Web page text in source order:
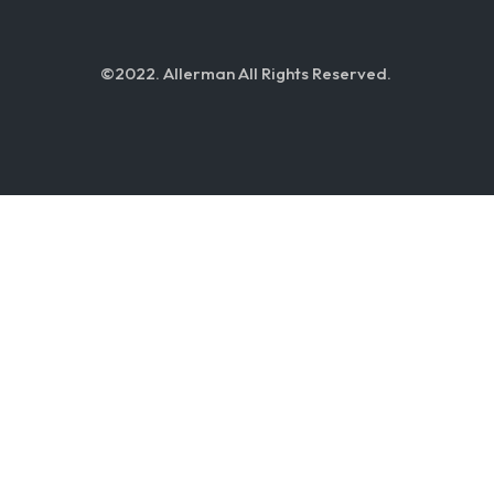
©2022. Allerman All Rights Reserved.